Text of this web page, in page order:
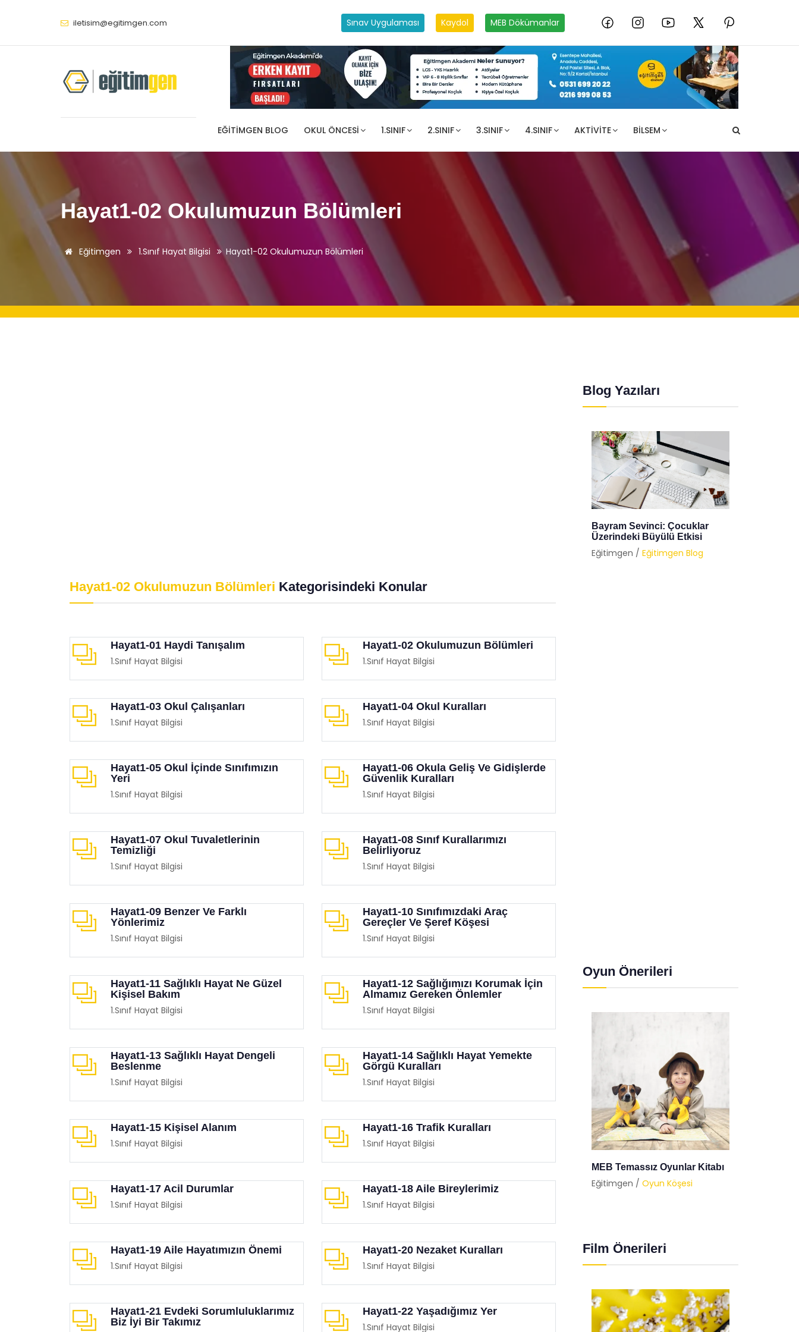
iletisim@egitimgen.com Sınav Uygulaması Kaydol MEB Dökümanlar
EĞITIMGEN BLOG OKUL ÖNCESI 1.SINIF 2.SINIF 3.SINIF 4.SINIF AKTIVITE BILSEM
Hayat1-02 Okulumuzun Bölümleri
Eğitimgen 1.Sınıf Hayat Bilgisi Hayat1-02 Okulumuzun Bölümleri
Hayat1-02 Okulumuzun Bölümleri Kategorisindeki Konular
Hayat1-01 Haydi Tanışalım
1.Sınıf Hayat Bilgisi
Hayat1-02 Okulumuzun Bölümleri
1.Sınıf Hayat Bilgisi
Hayat1-03 Okul Çalışanları
1.Sınıf Hayat Bilgisi
Hayat1-04 Okul Kuralları
1.Sınıf Hayat Bilgisi
Hayat1-05 Okul İçinde Sınıfımızın
Yeri
1.Sınıf Hayat Bilgisi
Hayat1-06 Okula Geliş Ve Gidişlerde
Güvenlik Kuralları
1.Sınıf Hayat Bilgisi
Hayat1-07 Okul Tuvaletlerinin
Temizliği
1.Sınıf Hayat Bilgisi
Hayat1-08 Sınıf Kurallarımızı
Belirliyoruz
1.Sınıf Hayat Bilgisi
Hayat1-09 Benzer Ve Farklı
Yönlerimiz
1.Sınıf Hayat Bilgisi
Hayat1-10 Sınıfımızdaki Araç
Gereçler Ve Şeref Köşesi
1.Sınıf Hayat Bilgisi
Hayat1-11 Sağlıklı Hayat Ne Güzel
Kişisel Bakım
1.Sınıf Hayat Bilgisi
Hayat1-12 Sağlığımızı Korumak İçin
Almamız Gereken Önlemler
1.Sınıf Hayat Bilgisi
Hayat1-13 Sağlıklı Hayat Dengeli
Beslenme
1.Sınıf Hayat Bilgisi
Hayat1-14 Sağlıklı Hayat Yemekte
Görgü Kuralları
1.Sınıf Hayat Bilgisi
Hayat1-15 Kişisel Alanım
1.Sınıf Hayat Bilgisi
Hayat1-16 Trafik Kuralları
1.Sınıf Hayat Bilgisi
Hayat1-17 Acil Durumlar
1.Sınıf Hayat Bilgisi
Hayat1-18 Aile Bireylerimiz
1.Sınıf Hayat Bilgisi
Hayat1-19 Aile Hayatımızın Önemi
1.Sınıf Hayat Bilgisi
Hayat1-20 Nezaket Kuralları
1.Sınıf Hayat Bilgisi
Hayat1-21 Evdeki Sorumluluklarımız
Biz İyi Bir Takımız
Hayat1-22 Yaşadığımız Yer
1.Sınıf Hayat Bilgisi
Blog Yazıları
Gizlilik Politikası
Eğitimgen / Eğitimgen Blog
Oyun Önerileri
Eğitimgen /Oyun Köşesi Eğitimgen /Oyun Köşesi Eğitimgen /Oyun Köşesi
Nostaljik 6 Oyunla
Çocukluğunuza Dönmeye Ne
Dersiniz?
Film Önerileri